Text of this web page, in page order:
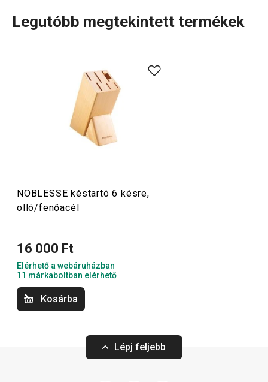
tartósak, és bármelyik konyhába tökéletesen illenek.
Lakkbevonatuk kiemeli a fa természetes erezetét,
ugyanakkor megvédi azt a nedvességtől. Az aljuk
csúszásmentes kialakítású, így mindig stabilan a helyükön
maradnak. Fedezd fel kiváló minőségű
amelyek nélkülözhetetlenek otthon és a profi konyhákban
Szeletelés
Legutóbb megtekintett termékek
NOBLESSE késtartó 6 késre,
olló/fenőacél
16 000 Ft
Elérhető a webáruházban
11 márkaboltban elérhető
Kosárba
Lépj feljebb